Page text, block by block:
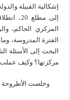
إلى
المركزي الحاكم،
الفترة المدروسة،
البحث إلى الأسئلة
مركزتها؟ وكيف عملت
وخلصت الأطروحة